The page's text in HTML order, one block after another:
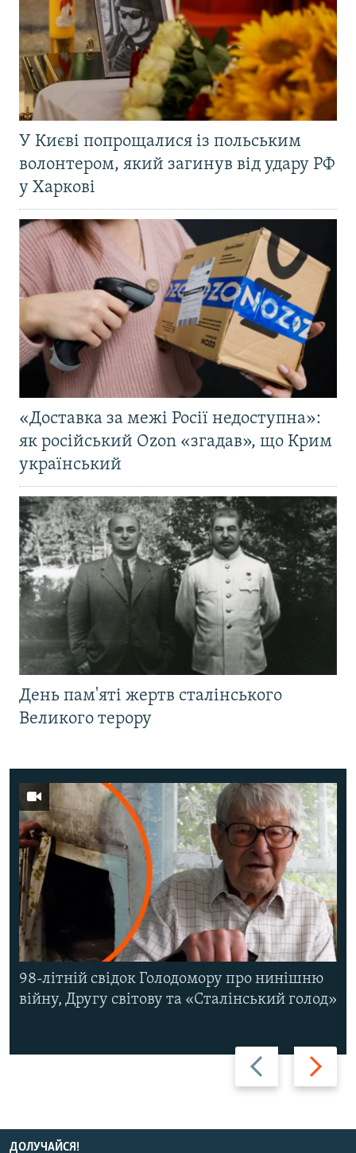
У Києві попрощалися із польським
волонтером, який загинув від удару РФ
у Харкові
«Доставка за межі Росії недоступна»:
як російський Ozon «згадав», що Крим
український
День пам'яті жертв сталінського
Великого терору
Назад Вперед
98-літній свідок Голодомору про нинішню
війну, Другу світову та «Сталінський голод»
ДОЛУЧАЙСЯ!